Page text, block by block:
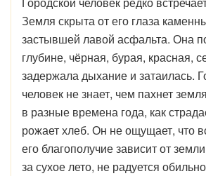
Земля скрыта от его глаза
застывшей лавой асфальта. Она
глубине, чёрная, бурая, красная,
задержала дыхание и затаилась.
человек не знает, чем пахнет
в разные времена года, как
рожает хлеб. Он не ощущает, что
его благополучие зависит от
за сухое лето, не радуется